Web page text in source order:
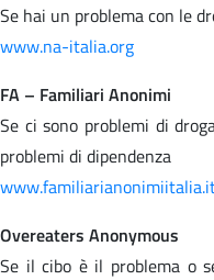
Se hai un problema con le
www.na-italia.org
FA – Familiari Anonimi
Se ci sono problemi di
problemi di dipendenza
Overeaters Anonymous
Se il cibo è il problema o